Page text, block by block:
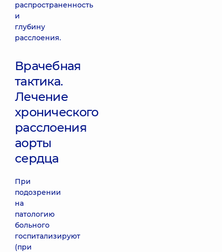
распространенность
и
глубину
расслоения.
Врачебная
тактика.
Лечение
хронического
расслоения
аорты
сердца
При
подозрении
на
патологию
больного
госпитализируют
(при